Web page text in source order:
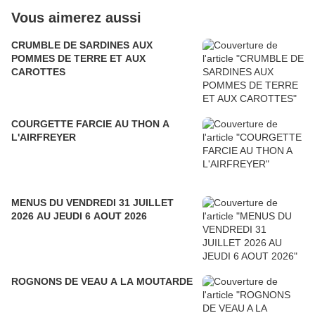
Vous aimerez aussi
CRUMBLE DE SARDINES AUX
POMMES DE TERRE ET AUX
CAROTTES
COURGETTE FARCIE AU THON A
L'AIRFREYER
MENUS DU VENDREDI 31 JUILLET
2026 AU JEUDI 6 AOUT 2026
ROGNONS DE VEAU A LA MOUTARDE